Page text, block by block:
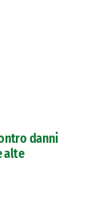
danni
alte